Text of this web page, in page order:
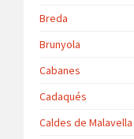
Breda
Brunyola
Cabanes
Cadaqués
Caldes de Malavella